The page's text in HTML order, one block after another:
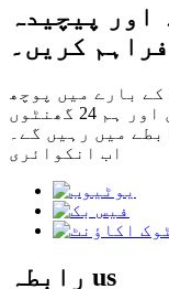
اور پیچیدہ
کریں۔
بارے میں پوچھ
گچھ کے لئے، براہ کرم ہمیں چھوڑیں اور ہم 24 گھنٹوں
میں رہیں گے۔
اب انکوائری
رابطہ us